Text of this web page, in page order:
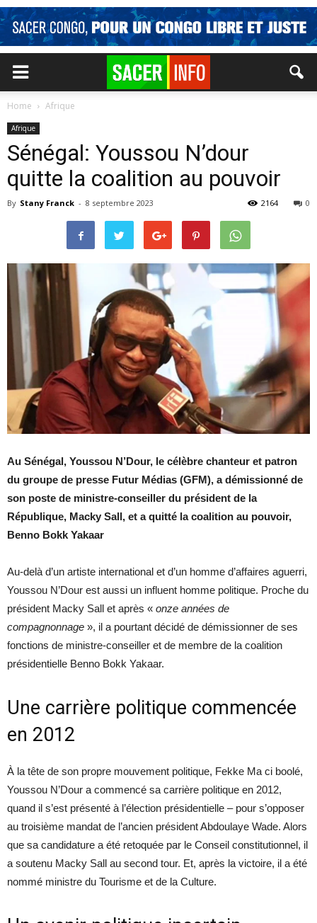
Home Afrique
Afrique
Sénégal: Youssou N’dour
quitte la coalition au pouvoir
By Stany Franck - 8 septembre 2023 0
2164
Au Sénégal, Youssou N’Dour, le célèbre chanteur et patron
du groupe de presse Futur Médias (GFM), a démissionné de
son poste de ministre-conseiller du président de la
République, Macky Sall, et a quitté la coalition au pouvoir,
Benno Bokk Yakaar
Au-delà d’un artiste international et d’un homme d’affaires aguerri,
Youssou N’Dour est aussi un influent homme politique. Proche du
président Macky Sall et après « onze années de
compagnonnage », il a pourtant décidé de démissionner de ses
fonctions de ministre-conseiller et de membre de la coalition
présidentielle Benno Bokk Yakaar.
Une carrière politique commencée
en 2012
À la tête de son propre mouvement politique, Fekke Ma ci boolé,
Youssou N’Dour a commencé sa carrière politique en 2012,
quand il s’est présenté à l’élection présidentielle – pour s’opposer
au troisième mandat de l’ancien président Abdoulaye Wade. Alors
que sa candidature a été retoquée par le Conseil constitutionnel, il
a soutenu Macky Sall au second tour. Et, après la victoire, il a été
nommé ministre du Tourisme et de la Culture.